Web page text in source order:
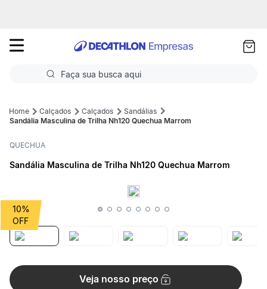
Faça sua busca aqui
2
4ºVolei
ºFutebol Campo
Calçados Calçados
Sandálias
Sandália Masculina de Trilha Nh120 Quechua Marrom
QUECHUA
Sandália Masculina de Trilha Nh120 Quechua Marrom
10%
Veja nosso preço